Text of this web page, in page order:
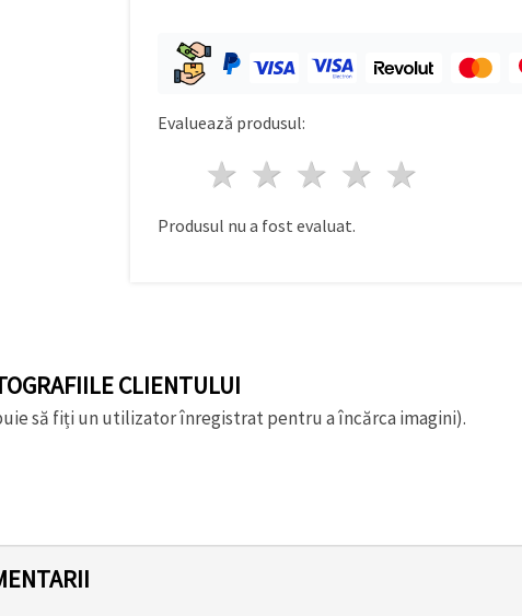
Evaluează produsul:
4 stele
3 stele
2 stele
1 stea
Produsul nu a fost evaluat.
CLIENTULUI
să fiți un utilizator înregistrat pentru a încărca imagini).